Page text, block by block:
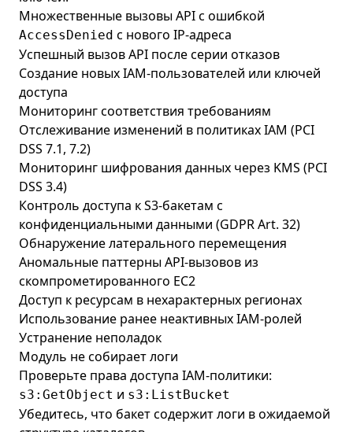
Множественные вызовы API с ошибкой
AccessDenied с нового IP-адреса
Успешный вызов API после серии отказов
Создание новых IAM-пользователей или ключей
доступа
Мониторинг соответствия требованиям
Отслеживание изменений в политиках IAM (PCI
DSS 7.1, 7.2)
Мониторинг шифрования данных через KMS (PCI
DSS 3.4)
Контроль доступа к S3-бакетам с
конфиденциальными данными (GDPR Art. 32)
Обнаружение латерального перемещения
Аномальные паттерны API-вызовов из
скомпрометированного EC2
Доступ к ресурсам в нехарактерных регионах
Использование ранее неактивных IAM-ролей
Устранение неполадок
Модуль не собирает логи
Проверьте права доступа IAM-политики:
s3:GetObject и s3:ListBucket
Убедитесь, что бакет содержит логи в ожидаемой